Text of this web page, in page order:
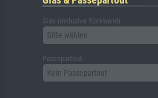
Glas (inklusive Rückwand)
Bitte wählen
Passepartout
Kein Passepartout